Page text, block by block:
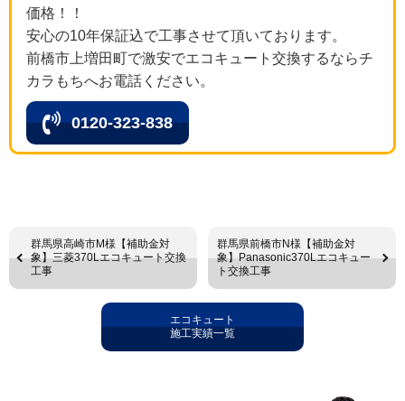
価格！！
安心の10年保証込で工事させて頂いております。
前橋市上増田町で激安でエコキュート交換するならチ
カラもちへお電話ください。
0120-323-838
群馬県高崎市M様【補助金対
象】三菱370Lエコキュート交換
工事
群馬県前橋市N様【補助金対
象】Panasonic370Lエコキュー
ト交換工事
エコキュート
施工実績一覧